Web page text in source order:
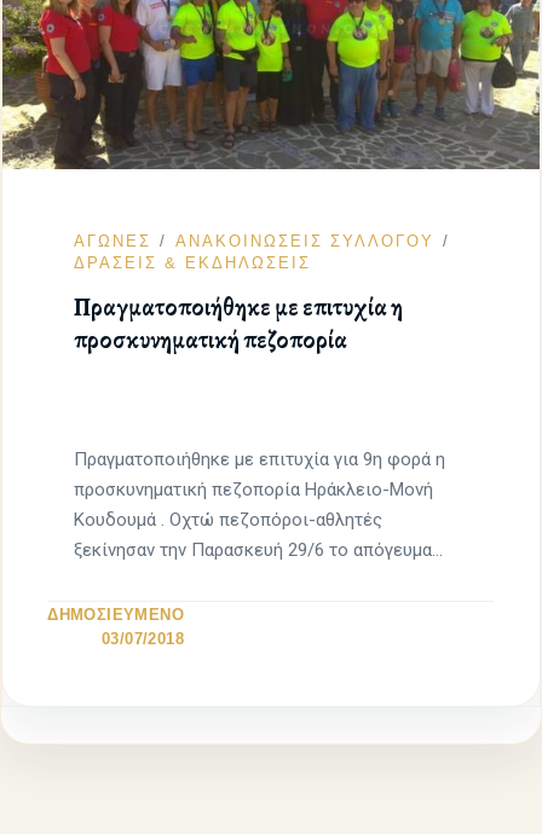
ΑΓΩΝΕΣ
ΑΝΑΚΟΙΝΩΣΕΙΣ ΣΥΛΛΟΓΟΥ
ΔΡΑΣΕΙΣ & ΕΚΔΗΛΩΣΕΙΣ
Πραγματοποιήθηκε με επιτυχία η
προσκυνηματική πεζοπορία
Πραγματοποιήθηκε με επιτυχία για 9η φορά η
προσκυνηματική πεζοπορία Ηράκλειο-Μονή
Κουδουμά . Οχτώ πεζοπόροι-αθλητές
ξεκίνησαν την Παρασκευή 29/6 το απόγευμα
ΔΗΜΟΣΙΕΥΜΕΝΟ
03/07/2018